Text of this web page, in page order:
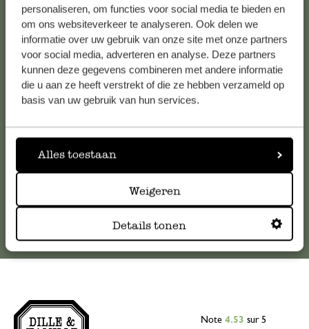
personaliseren, om functies voor social media te bieden en
om ons websiteverkeer te analyseren. Ook delen we
informatie over uw gebruik van onze site met onze partners
voor social media, adverteren en analyse. Deze partners
kunnen deze gegevens combineren met andere informatie
die u aan ze heeft verstrekt of die ze hebben verzameld op
basis van uw gebruik van hun services.
Alles toestaan
Weigeren
Details tonen
Service clientèle
Pour toute question ou demande de conseil ou d’aide,
veuillez contacter notre service clientèle. Ou retrouvez ici
nos réponses auxquestions les plus fréquemment posées
Note 4.53 sur 5